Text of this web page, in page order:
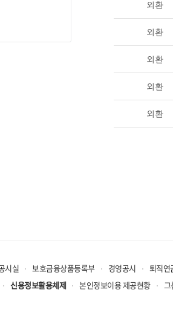
외환
외환
외환
외환
외환
시실 보호금융상품등록부 경영공시
퇴직연
신용정보활용체제 본인정보이용 제공현황 그